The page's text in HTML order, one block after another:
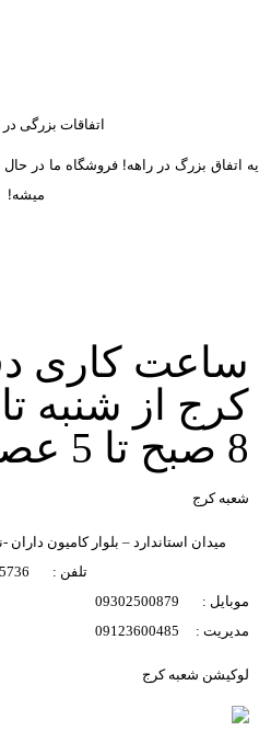
اتفاقات بزرگی
یه اتفاق بزرگ در راهه! فروشگاه ما در
میشه!
ساعت کاری
کرج از شنبه
8 صبح تا 5 عصر میباشد.
شعبه کرج
میدان استاندارد – بلوار کامیون داران -
تلفن : 02635736
موبایل : 09302500879
مدیریت : 09123600485
لوکیشن شعبه کرج
اشتراک گذاری در شبکه های اجتماعی
تصاویر رسمی